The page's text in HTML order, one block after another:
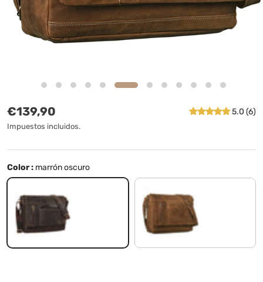
Precio normal
€139,90
Impuestos incluidos.
5.0 (6)
Color : marrón oscuro
marrón oscuro marrón - medio